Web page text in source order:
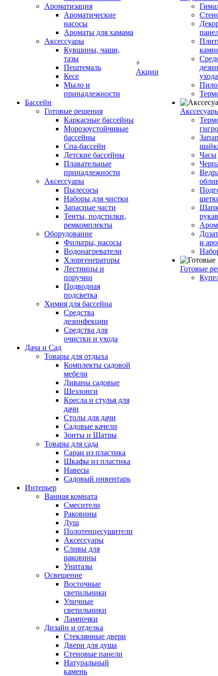
Ароматизация
Ароматические
насосы
Ароматы для хамама
Аксессуары
Кувшины, чаши,
тазы
Пештемаль
Кесе
Мыло и
принадлежности
Бассейн
Готовые решения
Каркасные бассейны
Морозоустойчивые
бассейны
Спа-бассейн
Детские бассейны
Плавательные
принадлежности
Аксессуары
Пылесосы
Наборы для чистки
Запасные части
Тенты, подстилки,
ремкомплекты
Оборудование
Фильтры, насосы
Водонагреватели
Хлоргенераторы
Лестницы и
поручни
Подводная
подсветка
Химия для бассейна
Средства
дезинфекции
Средства для
очистки и ухода
Дача и Сад
Товары для отдыха
Комплекты садовой
мебели
Диваны садовые
Шезлонги
Кресла и стулья для
дачи
Столы для дачи
Садовые качели
Зонты и Шатры
Товары для сада
Сараи из пластика
Шкафы из пластика
Навесы
Садовый инвентарь
Интерьер
Ванная комната
Смесители
Раковины
Душ
Полотенцесушители
Аксессуары
Сливы для
раковины
Унитазы
Освещение
Восточные
светильники
Уличные
светильники
Лампочки
Дизайн и отделка
Стеклянные двери
Двери для душа
Стеновые панели
Натуральный
камень
Акции
ухода
Часы
и
Готовые